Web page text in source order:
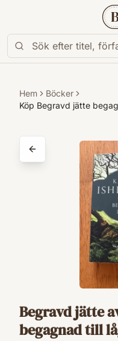
Hem
Böcker
Köp Begravd jätte
Begravd jätte
begagnad till